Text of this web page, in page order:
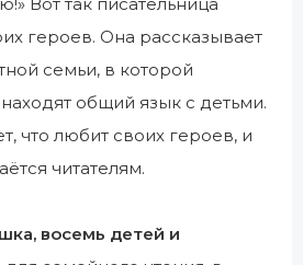
героев. Она рассказывает
семьи, в которой
общий язык с детьми.
что любит своих героев, и
читателям.
восемь детей и